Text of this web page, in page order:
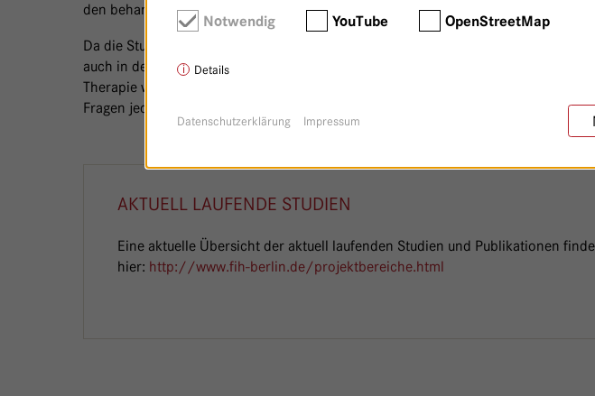
den behandelnden Ärzten den Einschluss der Patienten in entsprechende Studien.
Da die Studienambulanz mit der Nachsorge-Dokumentation gekoppelt ist, können
auch in der Nachsorge weiter betreut werden. Ausgebildete Study Nurses helfen
Therapie wie vorgesehen durchzuführen und stehen für alle inhaltlichen und
Fragen jederzeit zur Verfügung.
AKTUELL LAUFENDE STUDIEN
Eine aktuelle Übersicht der aktuell laufenden Studien und Publikationen
hier: http://www.fih-berlin.de/projektbereiche.html
Notwendig YouTube OpenStreetMap
Details
Datenschutzerklärung Impressum